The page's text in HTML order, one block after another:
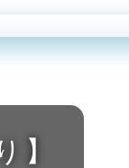
】